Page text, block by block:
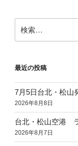
ぶ
こ
貝
麺”
の
索:
最近の投稿
7月5日台北・松山
2026年8月8日
台北・松山空港
2026年8月7日